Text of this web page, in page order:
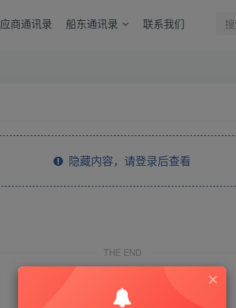
商通讯录 船东通讯录 联系我们
隐藏内容，请登录后查看
THE END